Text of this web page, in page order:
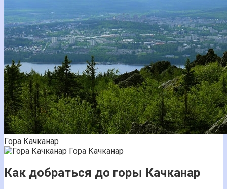
Гора Качканар
Гора Качканар
Как добраться до горы Качканар